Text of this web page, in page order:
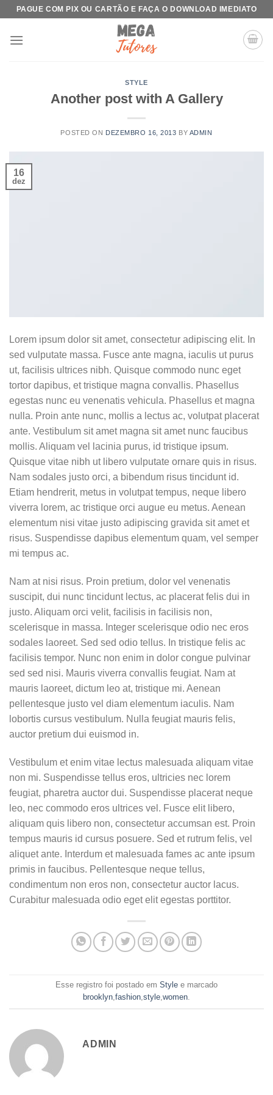
Skip
content
PAGUE COM PIX OU CARTÃO E FAÇA O DOWNLOAD IMEDIATO
STYLE
Another post with A Gallery
POSTED ON DEZEMBRO 16, 2013 BY ADMIN
16
dez
Lorem ipsum dolor sit amet, consectetur adipiscing elit. In
sed vulputate massa. Fusce ante magna, iaculis ut purus
ut, facilisis ultrices nibh. Quisque commodo nunc eget
tortor dapibus, et tristique magna convallis. Phasellus
egestas nunc eu venenatis vehicula. Phasellus et magna
nulla. Proin ante nunc, mollis a lectus ac, volutpat placerat
ante. Vestibulum sit amet magna sit amet nunc faucibus
mollis. Aliquam vel lacinia purus, id tristique ipsum.
Quisque vitae nibh ut libero vulputate ornare quis in risus.
Nam sodales justo orci, a bibendum risus tincidunt id.
Etiam hendrerit, metus in volutpat tempus, neque libero
viverra lorem, ac tristique orci augue eu metus. Aenean
elementum nisi vitae justo adipiscing gravida sit amet et
risus. Suspendisse dapibus elementum quam, vel semper
mi tempus ac.
Nam at nisi risus. Proin pretium, dolor vel venenatis
suscipit, dui nunc tincidunt lectus, ac placerat felis dui in
justo. Aliquam orci velit, facilisis in facilisis non,
scelerisque in massa. Integer scelerisque odio nec eros
sodales laoreet. Sed sed odio tellus. In tristique felis ac
facilisis tempor. Nunc non enim in dolor congue pulvinar
sed sed nisi. Mauris viverra convallis feugiat. Nam at
mauris laoreet, dictum leo at, tristique mi. Aenean
pellentesque justo vel diam elementum iaculis. Nam
lobortis cursus vestibulum. Nulla feugiat mauris felis,
auctor pretium dui euismod in.
Vestibulum et enim vitae lectus malesuada aliquam vitae
non mi. Suspendisse tellus eros, ultricies nec lorem
feugiat, pharetra auctor dui. Suspendisse placerat neque
leo, nec commodo eros ultrices vel. Fusce elit libero,
aliquam quis libero non, consectetur accumsan est. Proin
tempus mauris id cursus posuere. Sed et rutrum felis, vel
aliquet ante. Interdum et malesuada fames ac ante ipsum
primis in faucibus. Pellentesque neque tellus,
condimentum non eros non, consectetur auctor lacus.
Curabitur malesuada odio eget elit egestas porttitor.
Esse registro foi postado em Style e marcado
brooklyn,fashion,style,women.
ADMIN